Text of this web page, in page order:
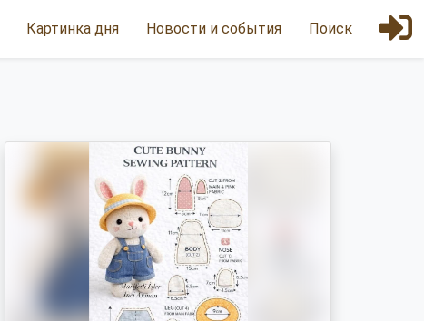
Картинка дня Новости и события Поиск